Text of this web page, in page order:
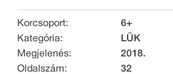
Korcsoport:
6+
Kategória:
LÜK
Megjelenés:
2018.
Oldalszám:
32